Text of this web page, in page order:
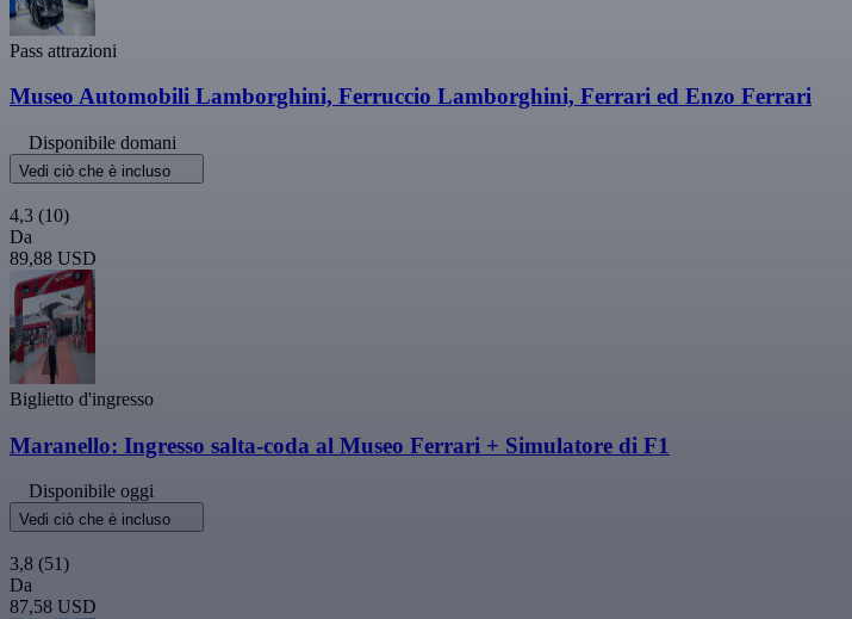
Pass attrazioni
Museo Automobili Lamborghini, Ferruccio Lamborghini, Ferrari ed Enzo Ferrari
Disponibile domani
Vedi ciò che è incluso
4,3 (10)
Da
89,88 USD
Biglietto d'ingresso
Maranello: Ingresso salta-coda al Museo Ferrari + Simulatore di F1
Disponibile oggi
Vedi ciò che è incluso
3,8 (51)
Da
87,58 USD